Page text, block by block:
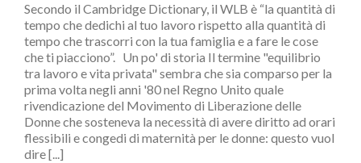
Secondo il Cambridge Dictionary, il WLB è “la quantità di
tempo che dedichi al tuo lavoro rispetto alla quantità di
tempo che trascorri con la tua famiglia e a fare le cose
che ti piacciono”. Un po' di storia Il termine "equilibrio
tra lavoro e vita privata" sembra che sia comparso per la
prima volta negli anni '80 nel Regno Unito quale
rivendicazione del Movimento di Liberazione delle
Donne che sosteneva la necessità di avere diritto ad orari
flessibili e congedi di maternità per le donne: questo vuol
dire [...]